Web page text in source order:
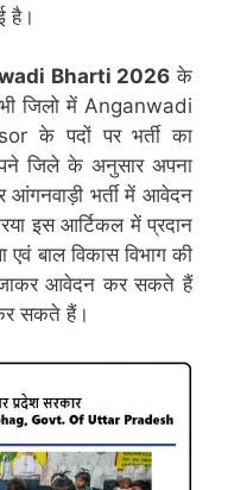
है।
Bharti 2026 के
जिलो में Anganwadi
के पदों पर भर्ती का
जिले के अनुसार अपना
भर्ती में आवेदन
इस आर्टिकल में प्रदान
बाल विकास विभाग की
आवेदन कर सकते हैं
सकते हैं।